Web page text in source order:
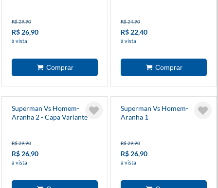
R$ 29,90
R$ 26,90
à vista
R$ 24,90
R$ 22,40
à vista
Superman Vs Homem-
Aranha 2 - Capa Variante
R$ 29,90
R$ 26,90
à vista
Superman Vs Homem-
Aranha 1
R$ 29,90
R$ 26,90
à vista